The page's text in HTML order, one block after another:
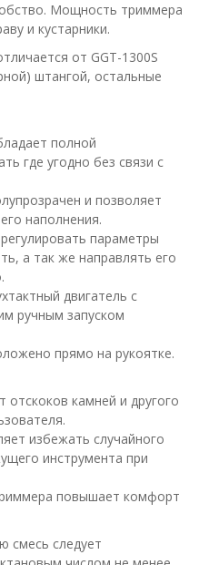
Мощность триммера
и кустарники.
от GGT-1300S
штангой, остальные
полной
где угодно без связи с
и позволяет
наполнения.
параметры
а так же направлять его
двигатель с
ручным запуском
прямо на рукоятке.
камней и другого
избежать случайного
инструмента при
повышает комфорт
смесь следует